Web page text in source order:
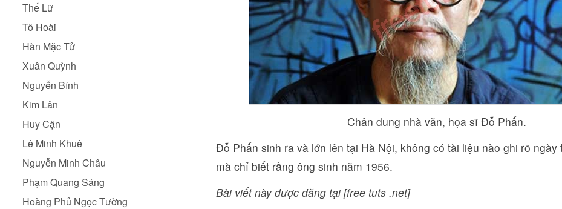
Thế Lữ
Tô Hoài
Hàn Mặc Tử
Xuân Quỳnh
Nguyễn Bính
Kim Lân
Huy Cận
Lê Minh Khuê
Nguyễn Minh Châu
Phạm Quang Sáng
Hoàng Phủ Ngọc Tường
Chân dung nhà văn, họa sĩ Đỗ Phấn.
Đỗ Phấn sinh ra và lớn lên tại Hà Nội, không có tài liệu nào ghi rõ ngày
mà chỉ biết rằng ông sinh năm 1956.
Bài viết này được đăng tại [free tuts .net]